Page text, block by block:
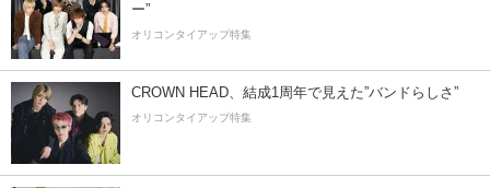
ー”
オリコンタイアップ特集
CROWN HEAD、結成1周年で見えた”バンドらしさ”
オリコンタイアップ特集